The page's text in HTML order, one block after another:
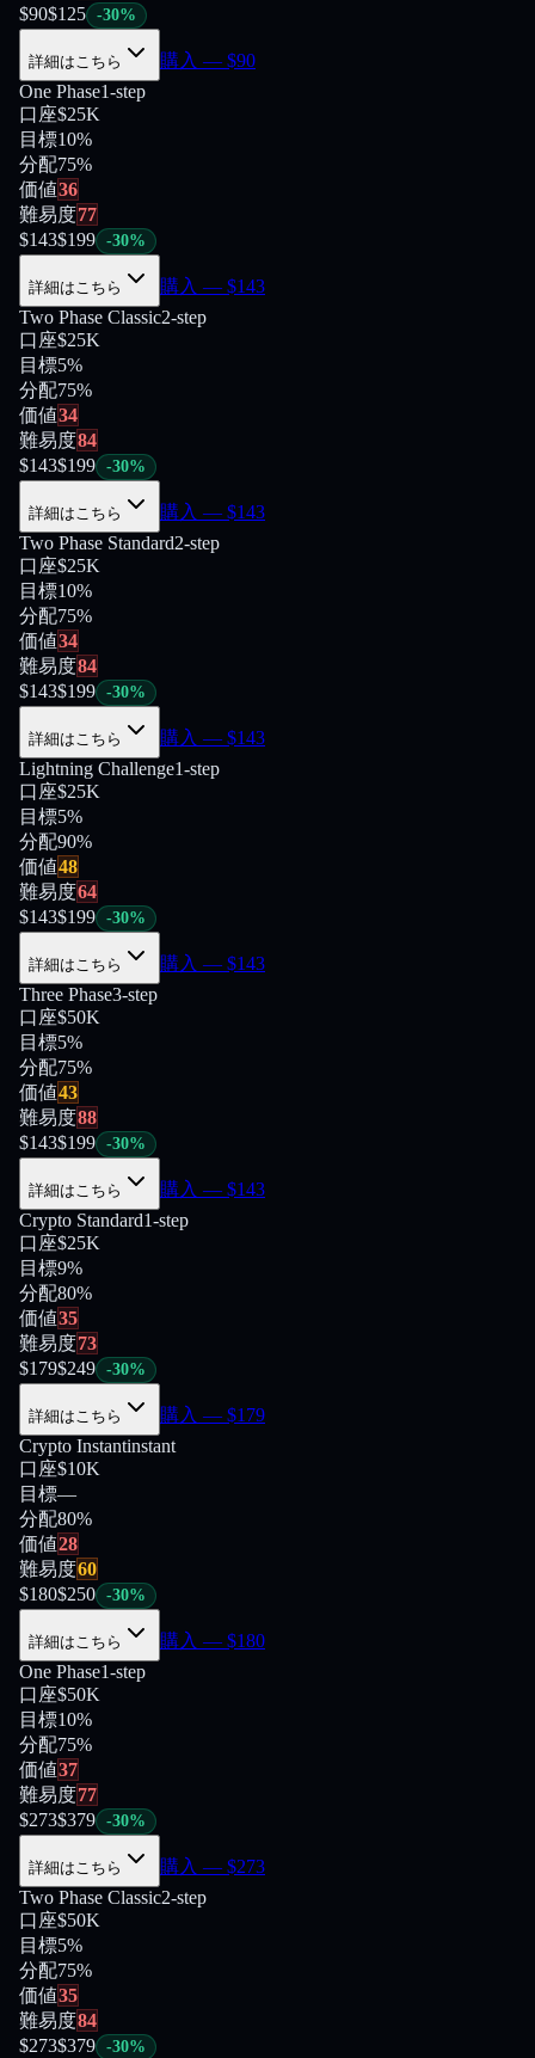
$90$125 -30%
詳細はこちら 購入 — $90
One Phase1-step
口座$25K
目標10%
分配75%
価値36
難易度77
$143$199 -30%
詳細はこちら 購入 — $143
Two Phase Classic2-step
口座$25K
目標5%
分配75%
価値34
難易度84
$143$199 -30%
詳細はこちら 購入 — $143
Two Phase Standard2-step
口座$25K
目標10%
分配75%
価値34
難易度84
$143$199 -30%
詳細はこちら 購入 — $143
Lightning Challenge1-step
口座$25K
目標5%
分配90%
価値48
難易度64
$143$199 -30%
詳細はこちら 購入 — $143
Three Phase3-step
口座$50K
目標5%
分配75%
価値43
難易度88
$143$199 -30%
詳細はこちら 購入 — $143
Crypto Standard1-step
口座$25K
目標9%
分配80%
価値35
難易度73
$179$249 -30%
詳細はこちら 購入 — $179
Crypto Instantinstant
口座$10K
目標—
分配80%
価値28
難易度60
$180$250 -30%
詳細はこちら 購入 — $180
One Phase1-step
口座$50K
目標10%
分配75%
価値37
難易度77
$273$379 -30%
詳細はこちら 購入 — $273
Two Phase Classic2-step
口座$50K
目標5%
分配75%
価値35
難易度84
$273$379 -30%